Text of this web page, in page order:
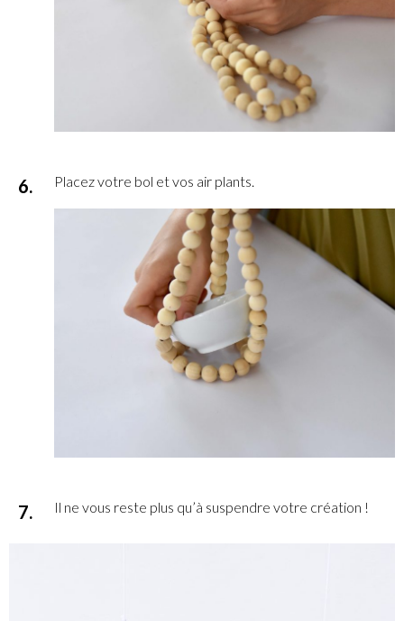
Placez votre bol et vos air plants.
Il ne vous reste plus qu’à suspendre votre création !